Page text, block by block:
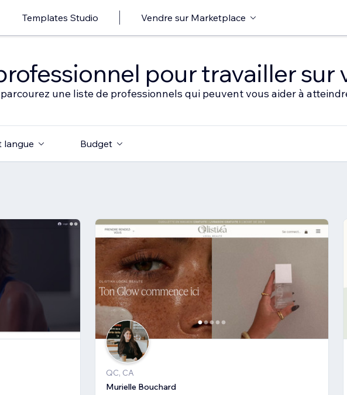
Templates Studio Vendre sur Marketplace
pour travailler sur
une liste de professionnels qui peuvent vous aider à
langue Budget
QC, CA
Murielle Bouchard